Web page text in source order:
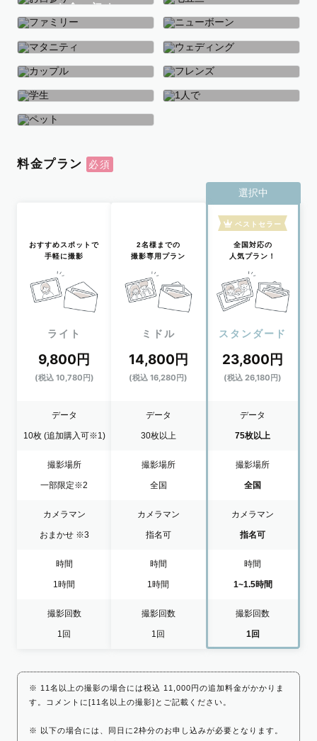
お食い初め
七五三
ファミリー ニューボーン
マタニティ ウェディング
カップル フレンズ
学生
料金プラン
おすすめスポットで
手軽に撮影
ライト
9,800円
(税込 10,780円)
データ
10枚 (追加購入可※1)
撮影場所
一部限定※2
カメラマン
おまかせ ※3
時間
1時間
撮影回数
1回
2名様までの
撮影専用プラン
ミドル
14,800円
(税込 16,280円)
データ
30枚以上
撮影場所
全国
カメラマン
指名可
時間
1時間
撮影回数
1回
選択中
ベストセラー
全国対応の
人気プラン！
スタンダード
23,800円
(税込 26,180円)
データ
75枚以上
撮影場所
全国
カメラマン
指名可
時間
1~1.5時間
撮影回数
1回
※ 11名以上の撮影の場合には税込 11,000円の追加料金がかかりま
す。コメントに[11名以上の撮影]とご記載ください。
※ 以下の場合には、同日に2枠分のお申し込みが必要となります。